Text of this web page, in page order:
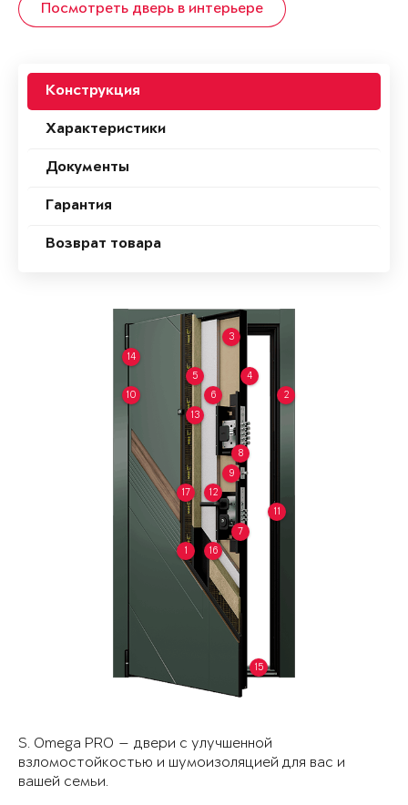
Посмотреть дверь в интерьере
Конструкция
Характеристики
Документы
Гарантия
Возврат товара
1
2
3
4
5
6
7
8
9
10
11
12
13
14
15
16
17
S. Omega PRO — двери с улучшенной
взломостойкостью и шумоизоляцией для вас и
вашей семьи.